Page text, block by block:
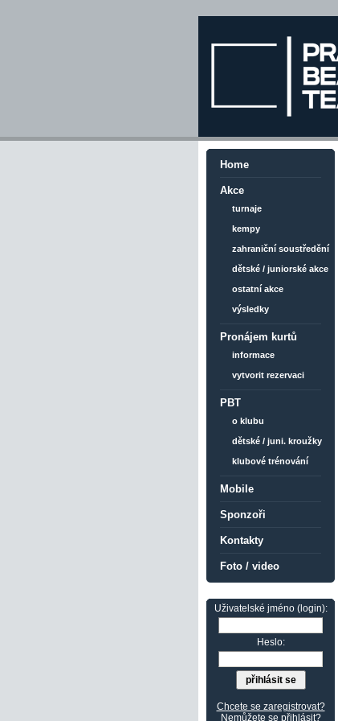
Home
Akce
turnaje
kempy
zahraniční soustředění
dětské / juniorské akce
ostatní akce
výsledky
Pronájem kurtů
informace
vytvorit rezervaci
PBT
o klubu
dětské / juni. kroužky
klubové trénování
Mobile
Sponzoři
Kontakty
Foto / video
Uživatelské jméno (login):
Heslo:
Chcete se zaregistrovat?
Nemůžete se přihlásit?